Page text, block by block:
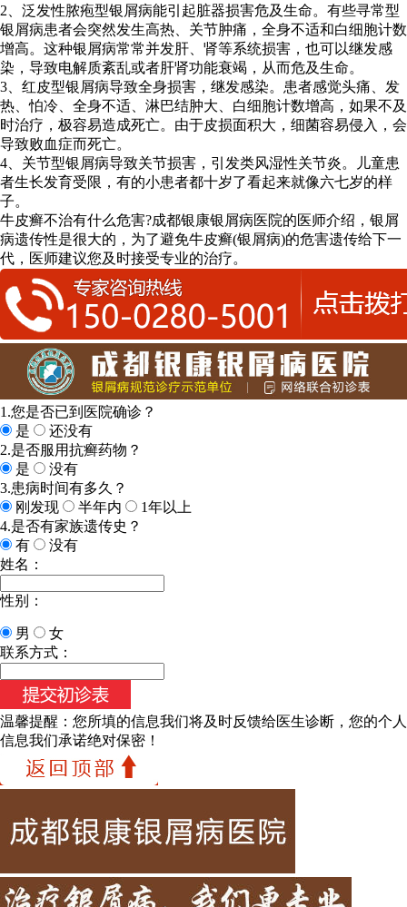
2、泛发性脓疱型银屑病能引起脏器损害危及生命。有些寻常型
银屑病患者会突然发生高热、关节肿痛，全身不适和白细胞计数
增高。这种银屑病常常并发肝、肾等系统损害，也可以继发感
染，导致电解质紊乱或者肝肾功能衰竭，从而危及生命。
3、红皮型银屑病导致全身损害，继发感染。患者感觉头痛、发
热、怕冷、全身不适、淋巴结肿大、白细胞计数增高，如果不及
时治疗，极容易造成死亡。由于皮损面积大，细菌容易侵入，会
导致败血症而死亡。
4、关节型银屑病导致关节损害，引发类风湿性关节炎。儿童患
者生长发育受限，有的小患者都十岁了看起来就像六七岁的样
子。
牛皮癣不治有什么危害?成都银康银屑病医院的医师介绍，银屑
病遗传性是很大的，为了避免牛皮癣(银屑病)的危害遗传给下一
代，医师建议您及时接受专业的治疗。
1.您是否已到医院确诊？
是
还没有
2.是否服用抗癣药物？
是
没有
3.患病时间有多久？
刚发现
半年内
1年以上
4.是否有家族遗传史？
有
没有
姓名：
性别：
男
女
联系方式：
温馨提醒： 您所填的信息我们将及时反馈给医生诊断，您的个人
信息我们承诺绝对保密！